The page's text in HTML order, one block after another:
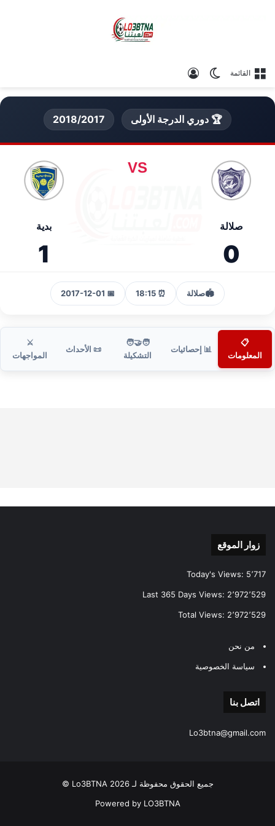
القائمة الوضع المظلم
🏆 دوري الدرجة الأولى 2018/2017
صلالة
0
VS
بدية
1
🏟️صلالة ⏰ 18:15
📅 2017-12-01
📋
المعلومات
📊 إحصائيات
🧑‍🤝‍🧑
التشكيلة
📜 الأحداث
⚔️
المواجهات
زوار الموقع
Today's Views: 5٬717
Last 365 Days Views: 2٬972٬529
Total Views: 2٬972٬529
من نحن
سياسة الخصوصية
اتصل بنا
Lo3btna@gmail.com
جميع الحقوق محفوظة لـ Lo3BTNA 2026 ©
Powered by LO3BTNA